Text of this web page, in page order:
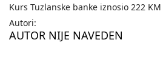
Kurs Tuzlanske banke iznosio 222
Autori:
AUTOR NIJE NAVEDEN